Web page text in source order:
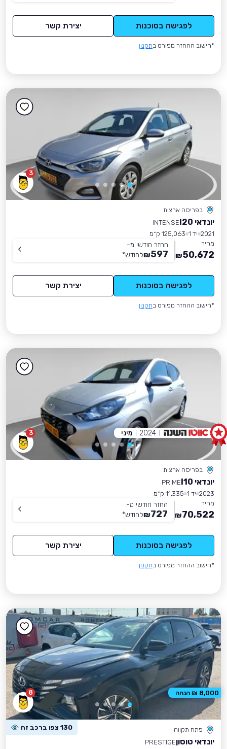
לפגישה בסוכנות יצירת קשר
*חישוב ההחזר מפורט בתקנון
3
בפריסה ארצית
יונדאי I20
INTENSE
2021 יד 1
125,063 ק״מ
מחיר
50,672
₪
החזר חודשי מ-
597
₪לחודש*
לפגישה בסוכנות יצירת קשר
*חישוב ההחזר מפורט בתקנון
3
בפריסה ארצית
יונדאי I10
PRIME
2023 יד 1
11,335 ק״מ
מחיר
70,522
₪
החזר חודשי מ-
727
₪לחודש*
לפגישה בסוכנות יצירת קשר
*חישוב ההחזר מפורט בתקנון
2024 מיני
8
פתח תקווה 130 צפו ברכב זה
יונדאי טוסוןPRESTIGE
8,000 ₪ הנחה